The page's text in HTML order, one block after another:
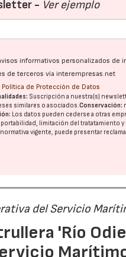
- Ver ejemplo
informativos personalizados de
de terceros vía interempresas.net
Política de Protección de Datos
Suscripción a nuestra(s)
similares o asociados.Conservación:
Los datos pueden cederse a otras
limitación del tratatamiento y
vigente, puede presentar
del Servicio
'Río